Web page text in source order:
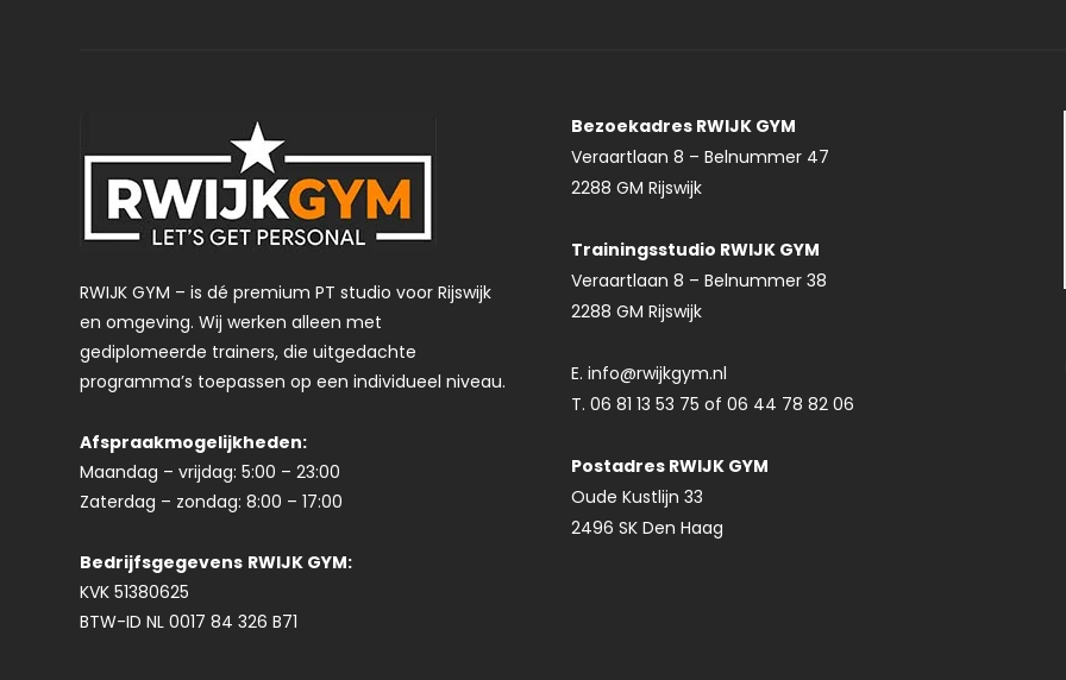
RWIJK GYM – is dé premium PT studio voor Rijswijk
en omgeving. Wij werken alleen met
gediplomeerde trainers, die uitgedachte
programma’s toepassen op een individueel niveau.
Afspraakmogelijkheden:
Maandag – vrijdag: 5:00 – 23:00
Zaterdag – zondag: 8:00 – 17:00
Bedrijfsgegevens RWIJK GYM:
KVK 51380625
BTW-ID NL 0017 84 326 B71
Bezoekadres RWIJK GYM
Veraartlaan 8 – Belnummer 47
2288 GM Rijswijk
Trainingsstudio RWIJK GYM
Veraartlaan 8 – Belnummer 38
2288 GM Rijswijk
E. info@rwijkgym.nl
T. 06 81 13 53 75 of 06 44 78 82 06
Postadres RWIJK GYM
Oude Kustlijn 33
2496 SK Den Haag